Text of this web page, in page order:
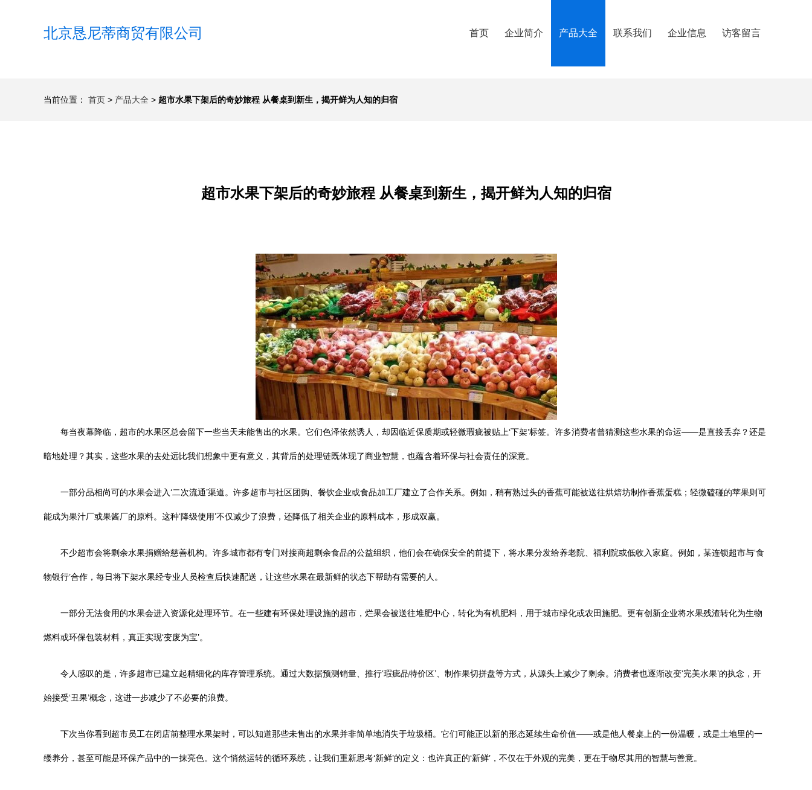
北京恳尼蒂商贸有限公司 首页 企业简介 产品大全 联系我们 企业信息 访客留言
当前位置： 首页 > 产品大全 > 超市水果下架后的奇妙旅程 从餐桌到新生，揭开鲜为人知的归宿
超市水果下架后的奇妙旅程 从餐桌到新生，揭开鲜为人知的归宿
每当夜幕降临，超市的水果区总会留下一些当天未能售出的水果。它们色泽依然诱人，却因临近保质期或轻微瑕疵被贴上‘下架’标签。许多消费者曾猜测这些水果的命运——是直接丢弃？还是
暗地处理？其实，这些水果的去处远比我们想象中更有意义，其背后的处理链既体现了商业智慧，也蕴含着环保与社会责任的深意。
一部分品相尚可的水果会进入‘二次流通’渠道。许多超市与社区团购、餐饮企业或食品加工厂建立了合作关系。例如，稍有熟过头的香蕉可能被送往烘焙坊制作香蕉蛋糕；轻微磕碰的苹果则可
能成为果汁厂或果酱厂的原料。这种‘降级使用’不仅减少了浪费，还降低了相关企业的原料成本，形成双赢。
不少超市会将剩余水果捐赠给慈善机构。许多城市都有专门对接商超剩余食品的公益组织，他们会在确保安全的前提下，将水果分发给养老院、福利院或低收入家庭。例如，某连锁超市与‘食
物银行’合作，每日将下架水果经专业人员检查后快速配送，让这些水果在最新鲜的状态下帮助有需要的人。
一部分无法食用的水果会进入资源化处理环节。在一些建有环保处理设施的超市，烂果会被送往堆肥中心，转化为有机肥料，用于城市绿化或农田施肥。更有创新企业将水果残渣转化为生物
燃料或环保包装材料，真正实现‘变废为宝’。
令人感叹的是，许多超市已建立起精细化的库存管理系统。通过大数据预测销量、推行‘瑕疵品特价区’、制作果切拼盘等方式，从源头上减少了剩余。消费者也逐渐改变‘完美水果’的执念，开
始接受‘丑果’概念，这进一步减少了不必要的浪费。
下次当你看到超市员工在闭店前整理水果架时，可以知道那些未售出的水果并非简单地消失于垃圾桶。它们可能正以新的形态延续生命价值——或是他人餐桌上的一份温暖，或是土地里的一
缕养分，甚至可能是环保产品中的一抹亮色。这个悄然运转的循环系统，让我们重新思考‘新鲜’的定义：也许真正的‘新鲜’，不仅在于外观的完美，更在于物尽其用的智慧与善意。